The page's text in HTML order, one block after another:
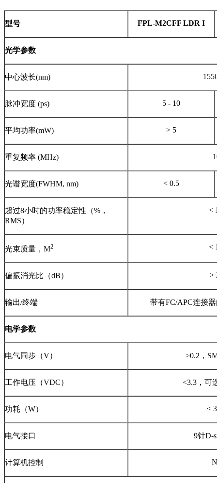
型号 FPL-M2CFF LDR I
光学参数
中心波长(nm)
脉冲宽度 (ps) 5 - 10
平均功率(mW) > 5
重复频率 (MHz)
光谱宽度(FWHM, nm) < 0.5
超过8小时的功率稳定性（%，
RMS）
<
光束质量，M2 <
偏振消光比（dB） >
输出/终端 带有FC/APC连接
电学参数
电气同步（V） >0.2，
工作电压（VDC） <3.3，可
功耗（W） <
电气接口 9针D-
计算机控制